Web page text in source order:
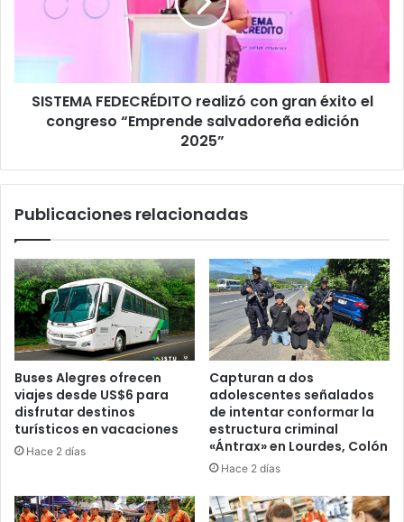
congreso
“Emprende
salvadoreña
edición
SISTEMA FEDECRÉDITO realizó con gran éxito el
congreso “Emprende salvadoreña edición
2025”
Publicaciones relacionadas
Buses Alegres ofrecen
viajes desde US$6 para
disfrutar destinos
turísticos en vacaciones
Hace 2 días
Capturan a dos
adolescentes señalados
de intentar conformar la
estructura criminal
«Ántrax» en Lourdes, Colón
Hace 2 días